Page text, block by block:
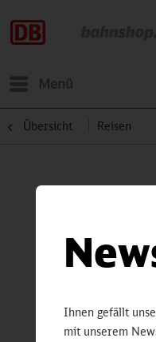
Menü
Übersicht Reisen
Ihnen gefällt
mit unserem